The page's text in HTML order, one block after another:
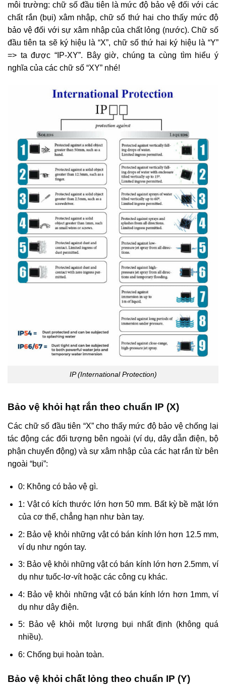
môi trường: chữ số đầu tiên là mức độ bảo vệ đối với các
chất rắn (bụi) xâm nhập, chữ số thứ hai cho thấy mức độ
bảo vệ đối với sự xâm nhập của chất lỏng (nước). Chữ số
đầu tiên ta sẽ ký hiệu là “X”, chữ số thứ hai ký hiệu là “Y”
=> ta được “IP-XY”. Bây giờ, chúng ta cùng tìm hiểu ý
nghĩa của các chữ số “XY” nhé!
IP (International Protection)
Bảo vệ khỏi hạt rắn theo chuẩn IP (X)
Các chữ số đầu tiên “X” cho thấy mức độ bảo vệ chống lại
tác động các đối tượng bên ngoài (ví dụ, dây dẫn điện, bộ
phận chuyển động) và sự xâm nhập của các hạt rắn từ bên
ngoài “bụi”:
0: Không có bảo vệ gì.
1: Vật có kích thước lớn hơn 50 mm. Bất kỳ bề mặt lớn
của cơ thể, chẳng hạn như bàn tay.
2: Bảo vệ khỏi những vật có bán kính lớn hơn 12.5 mm,
ví dụ như ngón tay.
3: Bảo vệ khỏi những vật có bán kính lớn hơn 2.5mm, ví
dụ như tuốc-lơ-vít hoặc các công cụ khác.
4: Bảo vệ khỏi những vật có bán kính lớn hơn 1mm, ví
dụ như dây điện.
5: Bảo vệ khỏi một lượng bụi nhất định (không quá
nhiều).
6: Chống bụi hoàn toàn.
Bảo vệ khỏi chất lỏng theo chuẩn IP (Y)